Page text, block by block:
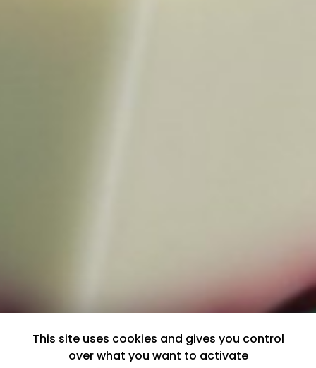
This site uses cookies and gives you control
over what you want to activate